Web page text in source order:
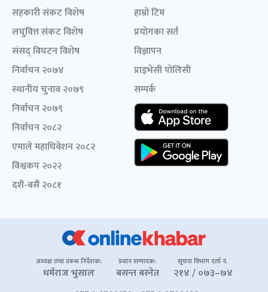
सहकारी संकट विशेष
लघुवित्त संकट विशेष
संसद् विघटन विशेष
निर्वाचन २०७४
स्थानीय चुनाव २०७९
निर्वाचन २०७९
निर्वाचन २०८२
एमाले महाधिवेशन २०८२
विश्वकप २०२२
दशैं-बसैं २०८१
हाम्रो टिम
प्रयोगका सर्त
विज्ञापन
प्राइभेसी पोलिसी
सम्पर्क
अध्यक्ष तथा प्रबन्ध निर्देशक:
धर्मराज भुसाल
प्रधान सम्पादक:
बसन्त बस्नेत
सूचना विभाग दर्ता नं.
२१४ / ०७३–७४